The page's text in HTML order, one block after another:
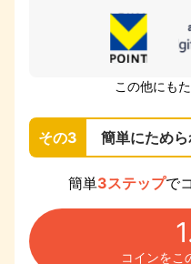
この他にも
その3 簡単にためら
簡単3ステップで
コインをこ